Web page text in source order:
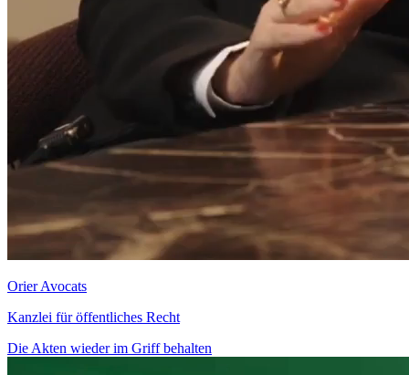
Orier Avocats
Kanzlei für öffentliches Recht
Die Akten wieder im Griff behalten